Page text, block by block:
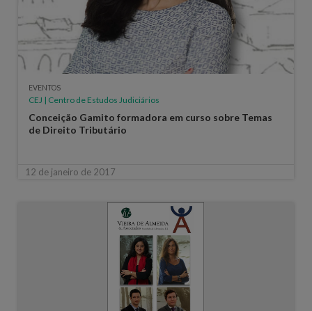
EVENTOS
CEJ | Centro de Estudos Judiciários
Conceição Gamito formadora em curso sobre Temas
de Direito Tributário
12 de janeiro de 2017